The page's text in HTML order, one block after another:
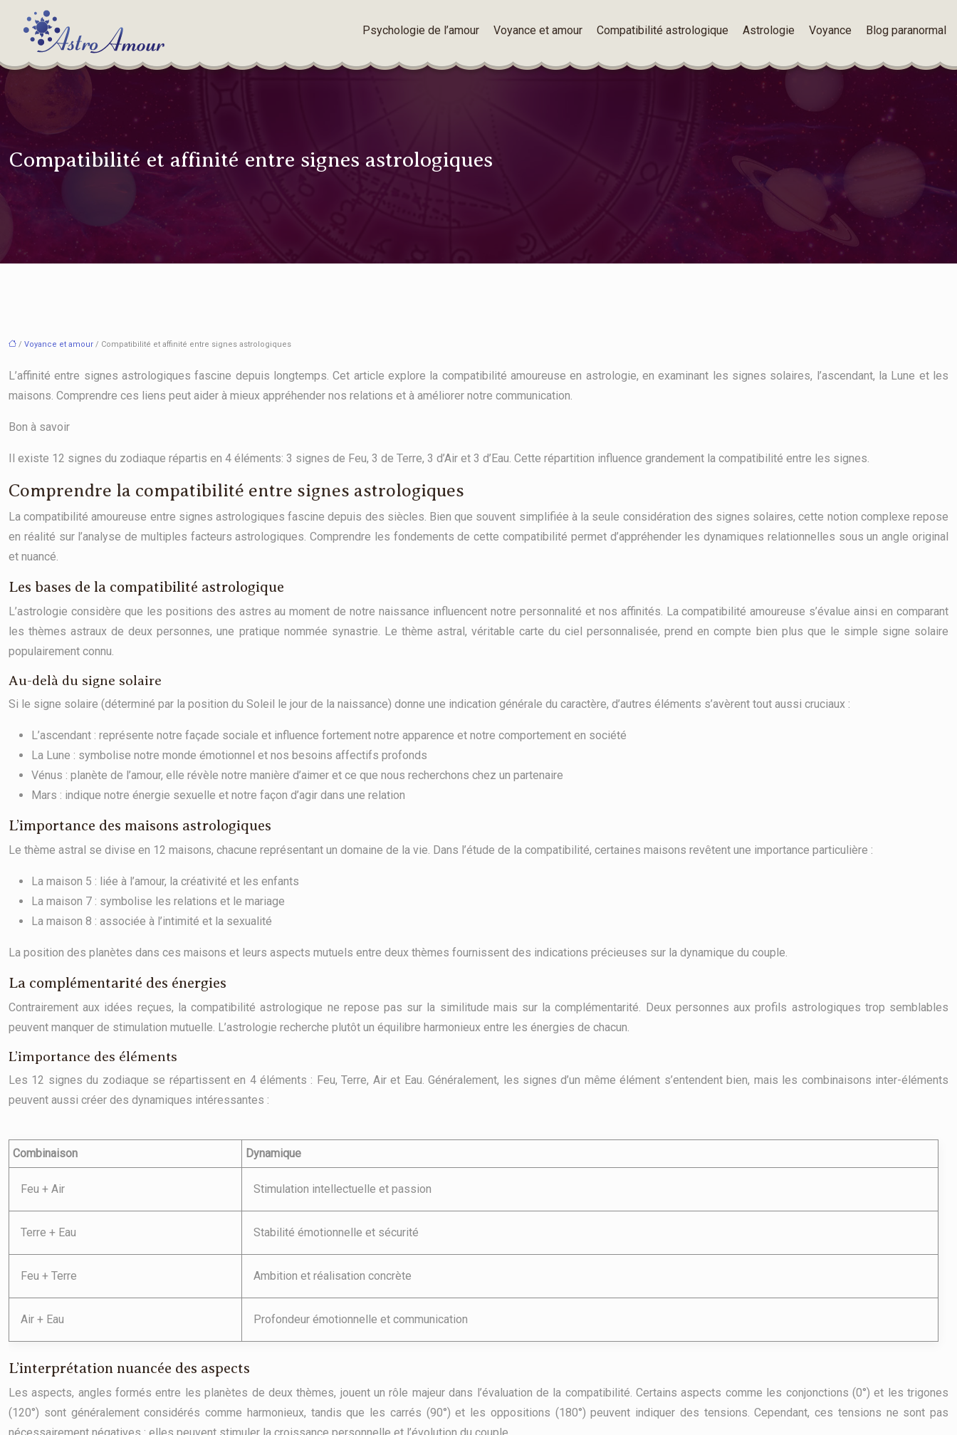
Psychologie de l’amour Voyance et amour Compatibilité astrologique Astrologie Voyance Blog paranormal
Compatibilité et affinité entre signes astrologiques
/ Voyance et amour / Compatibilité et affinité entre signes astrologiques
L’affinité entre signes astrologiques fascine depuis longtemps. Cet article explore la compatibilité amoureuse en astrologie, en examinant les signes solaires, l’ascendant, la Lune et les
maisons. Comprendre ces liens peut aider à mieux appréhender nos relations et à améliorer notre communication.
Bon à savoir
Il existe 12 signes du zodiaque répartis en 4 éléments: 3 signes de Feu, 3 de Terre, 3 d’Air et 3 d’Eau. Cette répartition influence grandement la compatibilité entre les signes.
Comprendre la compatibilité entre signes astrologiques
La compatibilité amoureuse entre signes astrologiques fascine depuis des siècles. Bien que souvent simplifiée à la seule considération des signes solaires, cette notion complexe repose
en réalité sur l’analyse de multiples facteurs astrologiques. Comprendre les fondements de cette compatibilité permet d’appréhender les dynamiques relationnelles sous un angle original
et nuancé.
Les bases de la compatibilité astrologique
L’astrologie considère que les positions des astres au moment de notre naissance influencent notre personnalité et nos affinités. La compatibilité amoureuse s’évalue ainsi en comparant
les thèmes astraux de deux personnes, une pratique nommée synastrie. Le thème astral, véritable carte du ciel personnalisée, prend en compte bien plus que le simple signe solaire
populairement connu.
Au-delà du signe solaire
Si le signe solaire (déterminé par la position du Soleil le jour de la naissance) donne une indication générale du caractère, d’autres éléments s’avèrent tout aussi cruciaux :
L’ascendant : représente notre façade sociale et influence fortement notre apparence et notre comportement en société
La Lune : symbolise notre monde émotionnel et nos besoins affectifs profonds
Vénus : planète de l’amour, elle révèle notre manière d’aimer et ce que nous recherchons chez un partenaire
Mars : indique notre énergie sexuelle et notre façon d’agir dans une relation
L’importance des maisons astrologiques
Le thème astral se divise en 12 maisons, chacune représentant un domaine de la vie. Dans l’étude de la compatibilité, certaines maisons revêtent une importance particulière :
La maison 5 : liée à l’amour, la créativité et les enfants
La maison 7 : symbolise les relations et le mariage
La maison 8 : associée à l’intimité et la sexualité
La position des planètes dans ces maisons et leurs aspects mutuels entre deux thèmes fournissent des indications précieuses sur la dynamique du couple.
La complémentarité des énergies
Contrairement aux idées reçues, la compatibilité astrologique ne repose pas sur la similitude mais sur la complémentarité. Deux personnes aux profils astrologiques trop semblables
peuvent manquer de stimulation mutuelle. L’astrologie recherche plutôt un équilibre harmonieux entre les énergies de chacun.
L’importance des éléments
Les 12 signes du zodiaque se répartissent en 4 éléments : Feu, Terre, Air et Eau. Généralement, les signes d’un même élément s’entendent bien, mais les combinaisons inter-éléments
peuvent aussi créer des dynamiques intéressantes :
Combinaison Dynamique
Feu + Air Stimulation intellectuelle et passion
Terre + Eau Stabilité émotionnelle et sécurité
Feu + Terre Ambition et réalisation concrète
Air + Eau Profondeur émotionnelle et communication
L’interprétation nuancée des aspects
Les aspects, angles formés entre les planètes de deux thèmes, jouent un rôle majeur dans l’évaluation de la compatibilité. Certains aspects comme les conjonctions (0°) et les trigones
(120°) sont généralement considérés comme harmonieux, tandis que les carrés (90°) et les oppositions (180°) peuvent indiquer des tensions. Cependant, ces tensions ne sont pas